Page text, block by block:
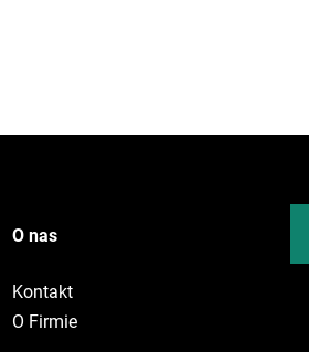
O nas
Kontakt
O Firmie